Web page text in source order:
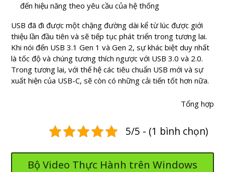
đến hiệu năng theo yêu cầu của hệ thống
USB đã đi được một chặng đường dài kể từ lúc được giới
thiệu lần đầu tiên và sẽ tiếp tục phát triển trong tương lai.
Khi nói đến USB 3.1 Gen 1 và Gen 2, sự khác biệt duy nhất
là tốc độ và chúng tương thích ngược với USB 3.0 và 2.0.
Trong tương lai, với thế hệ các tiêu chuẩn USB mới và sự
xuất hiện của USB-C, sẽ còn có những cải tiến tốt hơn nữa.
Tổng hợp
5/5 - (1 bình chọn)
Bộ Video Thực Hành trên Windows